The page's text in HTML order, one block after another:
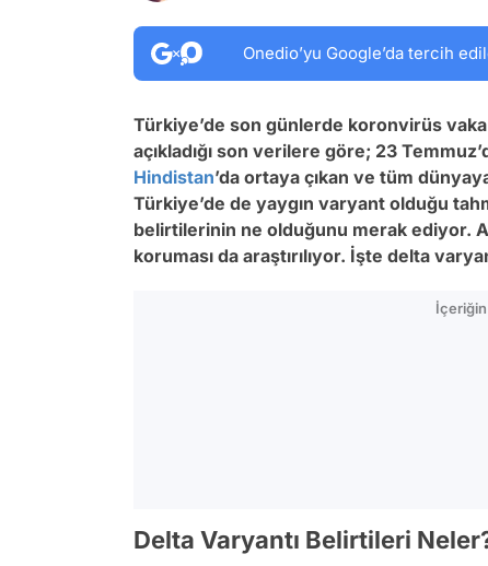
Onedio’yu Google’da tercih
Türkiye’de son günlerde koronvirüs vaka
açıkladığı son verilere göre; 23
Hindistan’da ortaya çıkan ve tüm
Türkiye’de de yaygın varyant olduğu
belirtilerinin ne olduğunu merak ediyor.
koruması da araştırılıyor. İşte delta
İçeriğin
Delta Varyantı Belirtileri